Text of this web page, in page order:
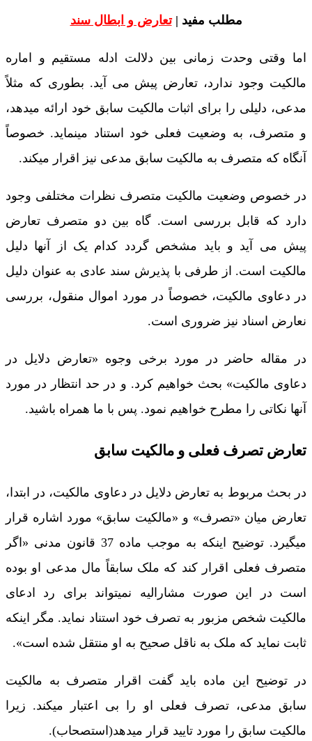
مطلب مفید |تعارض و ابطال سند
اما وقتی وحدت زمانی بین دلالت ادله مستقیم و اماره
مالکیت وجود ندارد، تعارض پیش می آید. بطوری که مثلاً
مدعی، دلیلی را برای اثبات مالکیت سابق خود ارائه میدهد،
و متصرف، به وضعیت فعلی خود استناد مینماید. خصوصاً
آنگاه که متصرف به مالکیت سابق مدعی نیز اقرار میکند.
در خصوص وضعیت مالکیت متصرف نظرات مختلفی وجود
دارد که قابل بررسی است. گاه بین دو متصرف تعارض
پیش می آید و باید مشخص گردد کدام یک از آنها دلیل
مالکیت است. از طرفی با پذیرش سند عادی به عنوان دلیل
در دعاوی مالکیت، خصوصاً در مورد اموال منقول، بررسی
نعارض اسناد نیز ضروری است.
در مقاله حاضر در مورد برخی وجوه «تعارض دلایل در
دعاوی مالکیت» بحث خواهیم کرد. و در حد انتظار در مورد
آنها نکاتی را مطرح خواهیم نمود. پس با ما همراه باشید.
تعارض تصرف فعلی و مالکیت سابق
در بحث مربوط به تعارض دلایل در دعاوی مالکیت، در ابتدا،
تعارض میان «تصرف» و «مالکیت سابق» مورد اشاره قرار
میگیرد. توضیح اینکه به موجب ماده 37 قانون مدنی «اگر
متصرف فعلی اقرار کند که ملک سابقاً مال مدعی او بوده
است در این صورت مشارالیه نمیتواند برای رد ادعای
مالکیت شخص مزبور به تصرف خود استناد نماید. مگر اینکه
ثابت نماید که ملک به ناقل صحیح به او منتقل شده است».
در توضیح این ماده باید گفت اقرار متصرف به مالکیت
سابق مدعی، تصرف فعلی او را بی اعتبار میکند. زیرا
مالکیت سابق را مورد تایید قرار میدهد(استصحاب).